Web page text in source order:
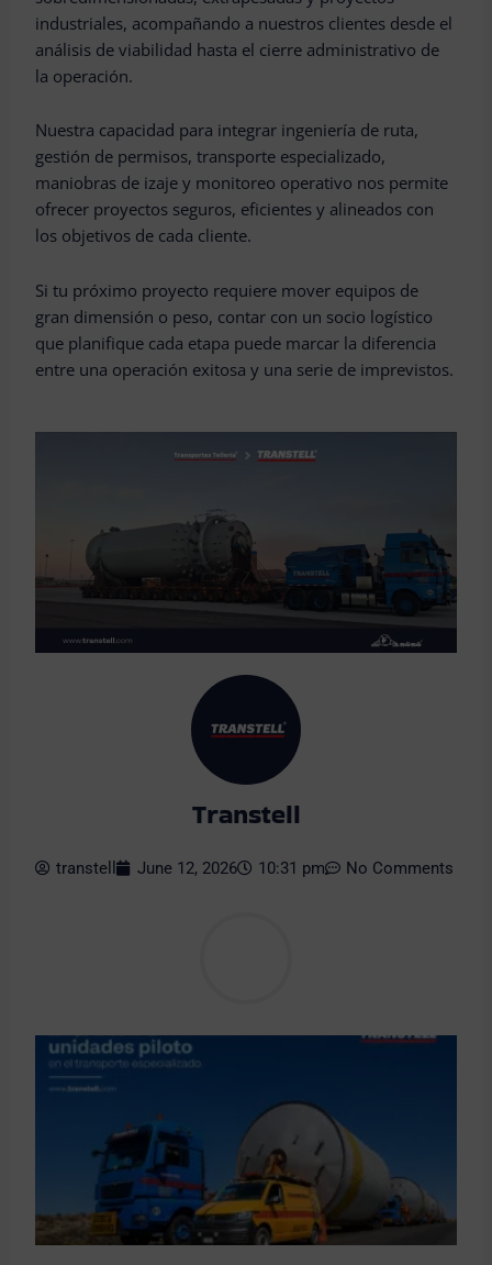
industriales, acompañando a nuestros clientes desde el
análisis de viabilidad hasta el cierre administrativo de
la operación.
Nuestra capacidad para integrar ingeniería de ruta,
gestión de permisos, transporte especializado,
maniobras de izaje y monitoreo operativo nos permite
ofrecer proyectos seguros, eficientes y alineados con
los objetivos de cada cliente.
Si tu próximo proyecto requiere mover equipos de
gran dimensión o peso, contar con un socio logístico
que planifique cada etapa puede marcar la diferencia
entre una operación exitosa y una serie de imprevistos.
Transtell
transtell June 12, 2026 10:31 pm No Comments